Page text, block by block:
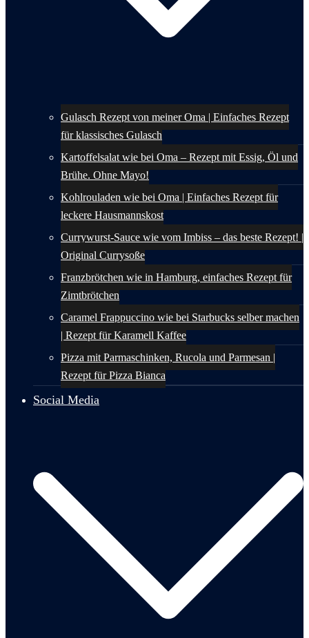
Gulasch Rezept von meiner Oma | Einfaches Rezept
für klassisches Gulasch
Kartoffelsalat wie bei Oma – Rezept mit Essig, Öl und
Brühe. Ohne Mayo!
Kohlrouladen wie bei Oma | Einfaches Rezept für
leckere Hausmannskost
Currywurst-Sauce wie vom Imbiss – das beste Rezept! |
Original Currysoße
Franzbrötchen wie in Hamburg, einfaches Rezept für
Zimtbrötchen
Caramel Frappuccino wie bei Starbucks selber machen
| Rezept für Karamell Kaffee
Pizza mit Parmaschinken, Rucola und Parmesan |
Rezept für Pizza Bianca
Social Media